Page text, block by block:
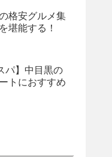
格安グルメ集
堪能する！
パ】中目黒の
トにおすすめ